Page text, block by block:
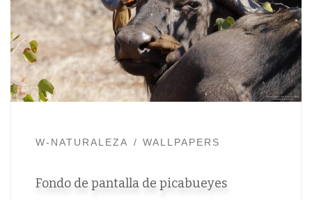
W-NATURALEZA WALLPAPERS
Fondo de pantalla de picabueyes